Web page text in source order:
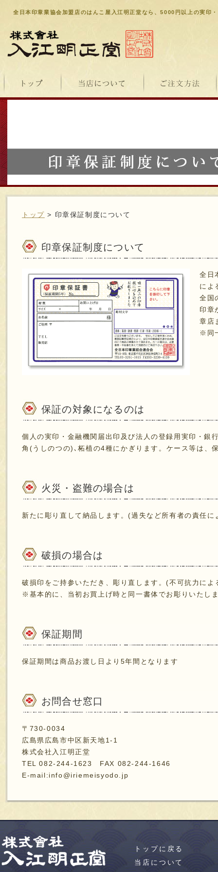
全日本印章業協会加盟店のはんこ屋入江明正堂なら、5000円以上の実印
トップ > 印章保証制度について
印章保証制度について
全日
によ
全国
印章
章店
※同
保証の対象になるのは
個人の実印・金融機関届出印及び法人の登録用実印・
角(うしのつの)､柘植の4種にかぎります。ケース等は、
火災・盗難の場合は
新たに彫り直して納品します。(過失など所有者の責任
破損の場合は
破損印をご持参いただき、彫り直します。(不可抗力に
※基本的に、当初お買上げ時と同一書体でお彫りいたし
保証期間
保証期間は商品お渡し日より5年間となります
お問合せ窓口
〒730-0034
広島県広島市中区新天地1-1
株式会社入江明正堂
TEL 082-244-1623 FAX 082-244-1646
E-mail:info@iriemeisyodo.jp
トップに戻る
当店について